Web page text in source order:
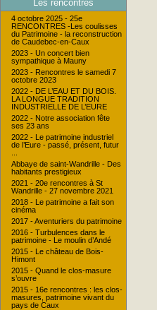
Les rencontres
4 octobre 2025 - 25e
RENCONTRES -Les coulisses
du Patrimoine - la reconstruction
de Caudebec-en-Caux
2023 - Un concert bien
sympathique à Mauny
2023 - Rencontres le samedi 7
octobre 2023
2022 - DE L’EAU ET DU BOIS.
LA LONGUE TRADITION
INDUSTRIELLE DE L’EURE
2022 - Notre association fête
ses 23 ans
2022 - Le patrimoine industriel
de l’Eure - passé, présent, futur
Abbaye de saint-Wandrille - Des
habitants prestigieux
2021 - 20e rencontres à St
Wandrille - 27 novembre 2021
2018 - Le patrimoine a fait son
cinéma
2017 - Aventuriers du patrimoine
2016 - Turbulences dans le
patrimoine - Le moulin d’Andé
2015 - Le château de Bois-
Himont
2015 - Quand le clos-masure
s’ouvre
2015 - 16e rencontres : les clos-
masures, patrimoine vivant du
pays de Caux